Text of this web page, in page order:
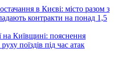
в Києві: місто разом з
контракти на понад 1,5
на Київщині: пояснення
поїздів під час атак